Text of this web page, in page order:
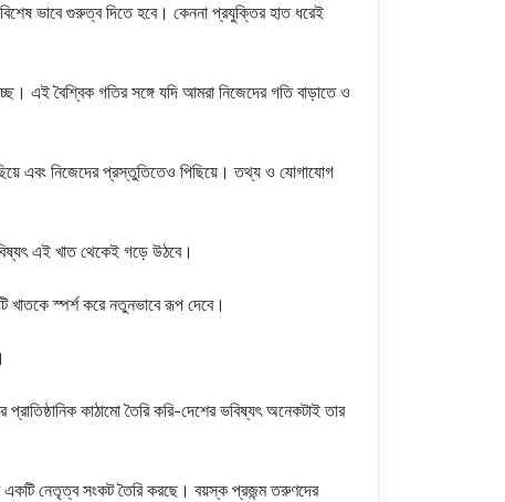
ভাবে গুরুত্ব দিতে হবে। কেননা প্রযুক্তির হাত ধরেই
এই বৈশ্বিক গতির সঙ্গে যদি আমরা নিজেদের গতি বাড়াতে ও
এবং নিজেদের প্রস্তুতিতেও পিছিয়ে। তথ্য ও যোগাযোগ
এই খাত থেকেই গড়ে উঠবে।
খাতকে স্পর্শ করে নতুনভাবে রূপ দেবে।
কাঠামো তৈরি করি-দেশের ভবিষ্যৎ অনেকটাই তার
একটি নেতৃত্ব সংকট তৈরি করছে। বয়স্ক প্রজন্ম তরুণদের